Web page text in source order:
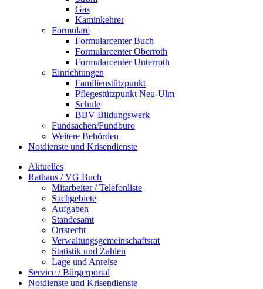
Gas
Kaminkehrer
Formulare
Formularcenter Buch
Formularcenter Oberroth
Formularcenter Unterroth
Einrichtungen
Familienstützpunkt
Pflegestützpunkt Neu-Ulm
Schule
BBV Bildungswerk
Fundsachen/Fundbüro
Weitere Behörden
Notdienste und Krisendienste
Aktuelles
Rathaus / VG Buch
Mitarbeiter / Telefonliste
Sachgebiete
Aufgaben
Standesamt
Ortsrecht
Verwaltungsgemeinschaftsrat
Statistik und Zahlen
Lage und Anreise
Service / Bürgerportal
Notdienste und Krisendienste